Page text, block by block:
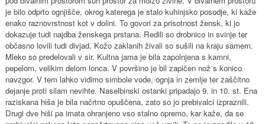
je bilo odprto ognjišče, okrog katerega je stalo kuhinjsko posodje, ki kaže
enako raznovrstnost kot v dolini. To govori za prisotnost žensk, ki jo
dokazuje tudi najdba ženskega prstana. Redili so drobnico in svinje ter
občasno lovili tudi divjad. Kožo zaklanih živali so sušili na kraju samem.
Mleko so predelovali v sir. Kultna jama je bila zapolnjena s kamni,
pepelom, velikim delom lonca. V površino je bil zapičen nož s konico
navzgor. V tem lahko vidimo simbole vode, ognja in zemlje ter zaščitno
dejanje proti silam nevihte. Naselbinski ostanki pripadajo 9. in 10. st. Ena
raziskana hiša je bila načrtno opuščena, zato so jo prebivalci izpraznili.
Drugi dve hiši pa imata ohranjeno vso stalno opremo, kar kaže, da se